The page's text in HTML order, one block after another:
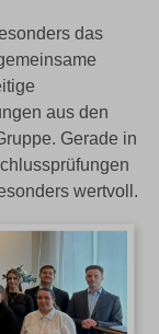
das
aus den
Gerade in
wertvoll.